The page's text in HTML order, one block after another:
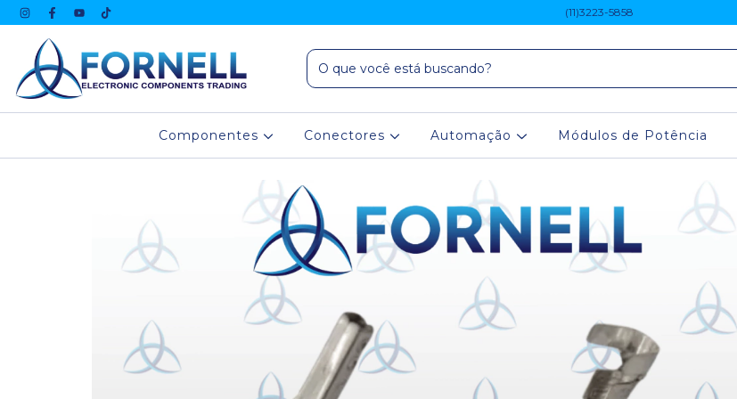
(11)3223-5858
Componentes Conectores Automação Módulos de Potência